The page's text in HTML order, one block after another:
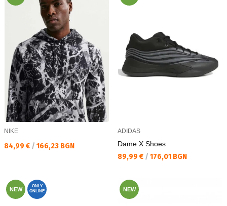
NIKE
Текуща цена:
84,99 € / 166,23 BGN
ADIDAS
Dame X Shoes
Текуща цена:
89,99 € / 176,01 BGN
NEW
ONLY
ONLINE
NEW